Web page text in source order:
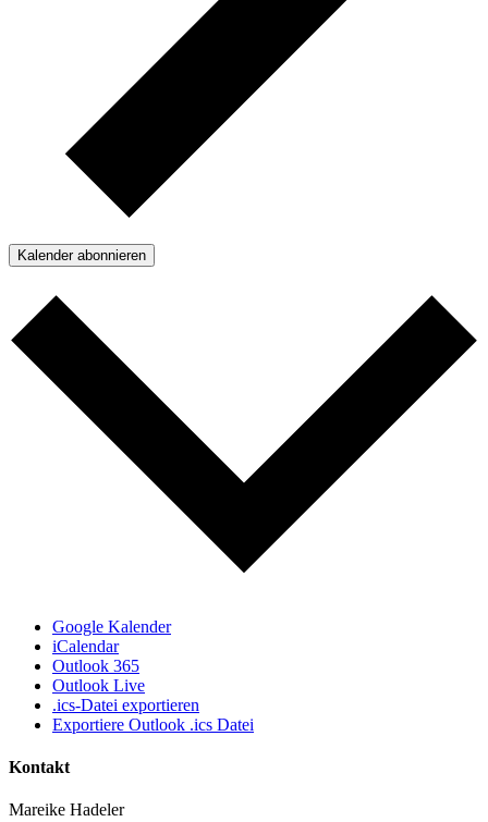
Kalender abonnieren
Google Kalender
iCalendar
Outlook 365
Outlook Live
.ics-Datei exportieren
Exportiere Outlook .ics Datei
Kontakt
Mareike Hadeler